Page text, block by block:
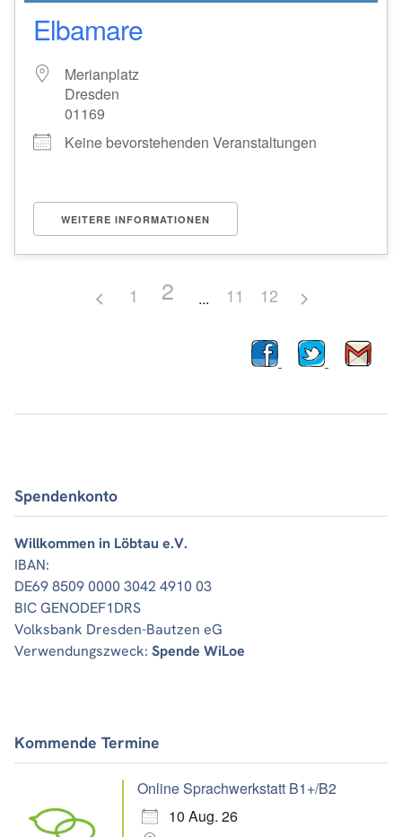
Elbamare
Merianplatz
Dresden
01169
Keine bevorstehenden Veranstaltungen
WEITERE INFORMATIONEN
1 2 11 12
Spendenkonto
Willkommen in Löbtau e.V.
IBAN:
DE69 8509 0000 3042 4910 03
BIC GENODEF1DRS
Volksbank Dresden-Bautzen eG
Verwendungszweck: Spende WiLoe
Kommende Termine
Online Sprachwerkstatt B1+/B2
10 Aug. 26